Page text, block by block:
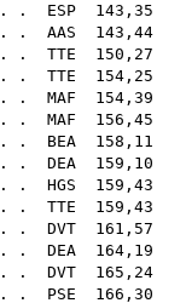
. . ESP
. . AAS
. . TTE
. TTE
. MAF
. MAF
. BEA
. . DEA
. HGS
. . TTE
. . DVT
. DEA
. DVT
. PSE